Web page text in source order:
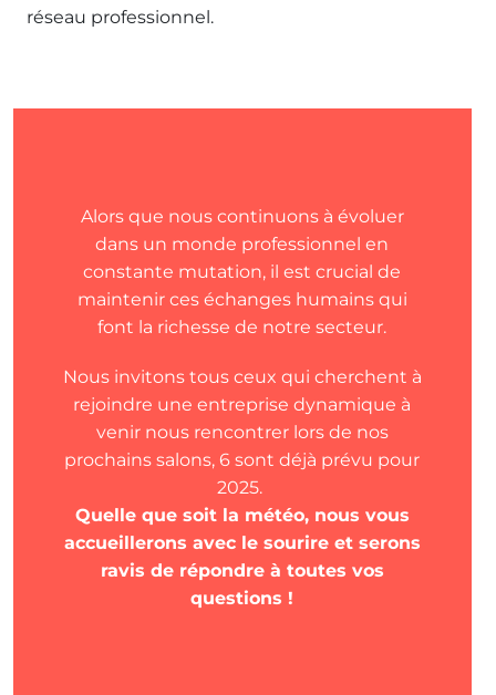
réseau professionnel.
Alors que nous continuons à évoluer
dans un monde professionnel en
constante mutation, il est crucial de
maintenir ces échanges humains qui
font la richesse de notre secteur.
Nous invitons tous ceux qui cherchent à
rejoindre une entreprise dynamique à
venir nous rencontrer lors de nos
prochains salons, 6 sont déjà prévu pour
2025.
Quelle que soit la météo, nous vous
accueillerons avec le sourire et serons
ravis de répondre à toutes vos
questions !